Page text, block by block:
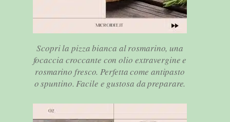
Scopri la pizza bianca al rosmarino, una
focaccia croccante con olio extravergine e
rosmarino fresco. Perfetta come antipasto
o spuntino. Facile e gustosa da preparare.